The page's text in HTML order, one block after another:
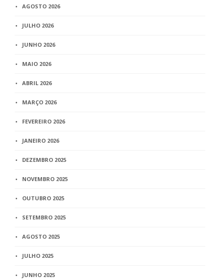
AGOSTO 2026
JULHO 2026
JUNHO 2026
MAIO 2026
ABRIL 2026
MARÇO 2026
FEVEREIRO 2026
JANEIRO 2026
DEZEMBRO 2025
NOVEMBRO 2025
OUTUBRO 2025
SETEMBRO 2025
AGOSTO 2025
JULHO 2025
JUNHO 2025